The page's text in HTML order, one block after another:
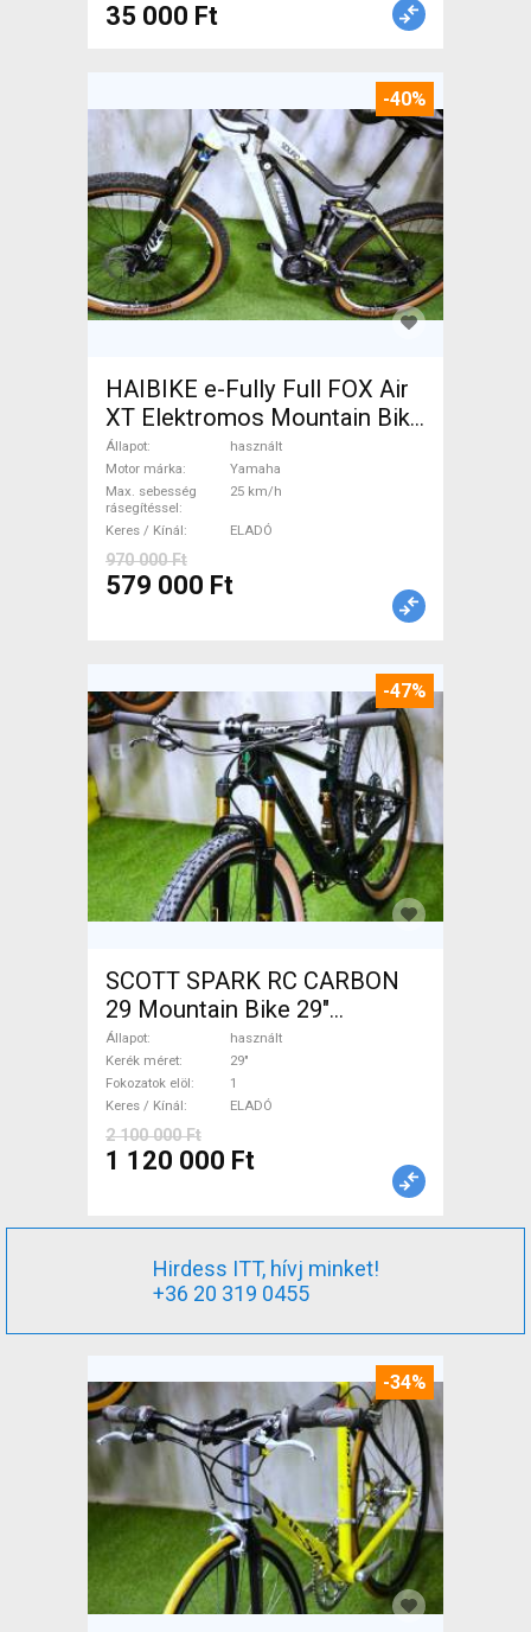
35 000 Ft
-40%
HAIBIKE e-Fully Full FOX Air
XT Elektromos Mountain Bike
össztelós / fully Yamaha
használt ELADÓ
Állapot
használt
Motor márka
Yamaha
Max. sebesség
rásegítéssel
25 km/h
Keres / Kínál ELADÓ
970 000 Ft
579 000 Ft
-47%
SCOTT SPARK RC CARBON
29 Mountain Bike 29"
össztelós / fully használt
ELADÓ
Állapot
használt
Kerék méret
29"
Fokozatok elöl
1
Keres / Kínál
ELADÓ
2 100 000 Ft
1 120 000 Ft
Hirdess ITT, hívj minket!
+36 20 319 0455
-34%